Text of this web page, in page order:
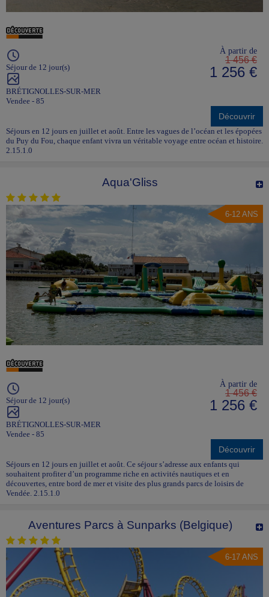
Séjour de 12 jour(s)
BRÉTIGNOLLES-SUR-MER
Vendee - 85
À partir de
1 456 €
1 256 €
Découvrir
Séjours en 12 jours en juillet et août. Entre les vagues de l’océan et les épopées
du Puy du Fou, chaque enfant vivra un véritable voyage entre océan et histoire.
2.15.1.0
Aqua'Gliss
6-12 ANS
Séjour de 12 jour(s)
BRÉTIGNOLLES-SUR-MER
Vendee - 85
À partir de
1 456 €
1 256 €
Découvrir
Séjours en 12 jours en juillet et août. Ce séjour s’adresse aux enfants qui
souhaitent profiter d’un programme riche en activités nautiques et en
découvertes, entre bord de mer et visite des plus grands parcs de loisirs de
Vendée. 2.15.1.0
Aventures Parcs à Sunparks (Belgique)
6-17 ANS